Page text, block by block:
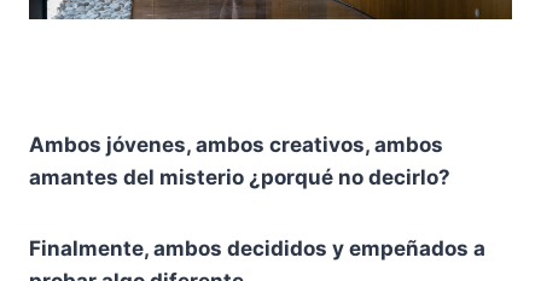
Ambos jóvenes, ambos creativos, ambos
amantes del misterio ¿porqué no decirlo?
Finalmente, ambos decididos y empeñados a